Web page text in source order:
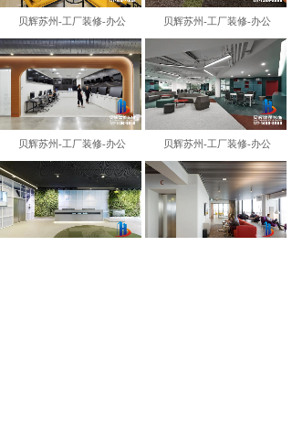
贝辉苏州-工厂装修-办公 贝辉苏州-工厂装修-办公
贝辉苏州-工厂装修-办公 贝辉苏州-工厂装修-办公